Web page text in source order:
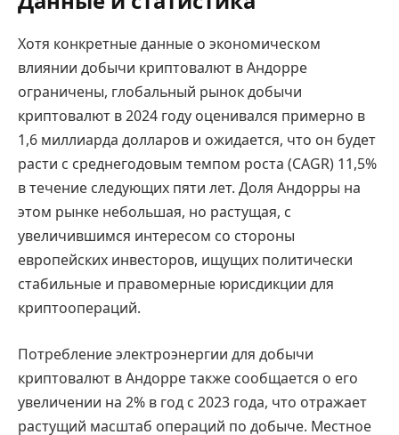
Хотя конкретные данные о экономическом
влиянии добычи криптовалют в Андорре
ограничены, глобальный рынок добычи
криптовалют в 2024 году оценивался примерно в
1,6 миллиарда долларов и ожидается, что он будет
расти с среднегодовым темпом роста (CAGR) 11,5%
в течение следующих пяти лет. Доля Андорры на
этом рынке небольшая, но растущая, с
увеличившимся интересом со стороны
европейских инвесторов, ищущих политически
стабильные и правомерные юрисдикции для
криптоопераций.
Потребление электроэнергии для добычи
криптовалют в Андорре также сообщается о его
увеличении на 2% в год с 2023 года, что отражает
растущий масштаб операций по добыче. Местное